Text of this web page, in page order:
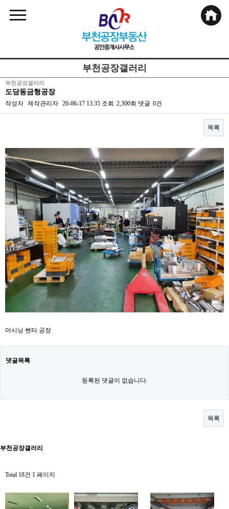
부천공장갤러리
부천공장갤러리
도당동금형공장
작성자 제작관리자 20-06-17 13:35 조회 2,300회 댓글 0건
목록
본문
머시닝 쎈타 공장
댓글목록
등록된 댓글이 없습니다.
목록
부천공장갤러리
Total 18건 1 페이지